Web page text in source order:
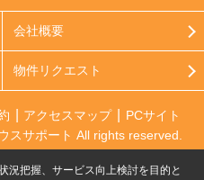
会社概要
物件リクエスト
アクセスマップ
PCサイト
スサポート All rights reserved.
況把握、サービス向上検討を目的と